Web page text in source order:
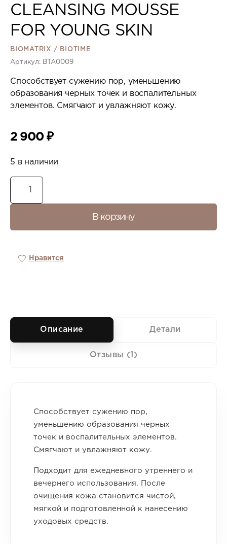
CLEANSING MOUSSE
FOR YOUNG SKIN
BIOMATRIX / BIOTIME
Артикул: BTA0009
Способствует сужению пор, уменьшению
образования черных точек и воспалительных
элементов. Смягчают и увлажняют кожу.
2 900₽
5 в наличии
В корзину
Нравится
Описание Детали
Отзывы (1)
Способствует сужению пор,
уменьшению образования черных
точек и воспалительных элементов.
Смягчают и увлажняют кожу.
Подходит для ежедневного утреннего и
вечернего использования. После
очищения кожа становится чистой,
мягкой и подготовленной к нанесению
уходовых средств.